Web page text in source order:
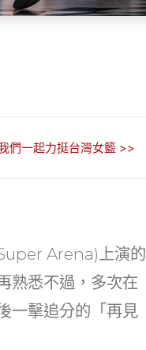
們一起力挺台灣女籃 >>
Arena)上演的
熟悉不過，多次在
一擊追分的「再見